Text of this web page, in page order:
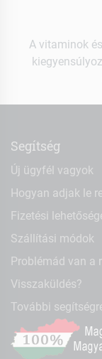
A vitaminok
Segítség
Új ügyfél vagyok
Hogyan adjak le
Fizetési
Szállítási módok
Problémád van a
Visszaküldés?
További